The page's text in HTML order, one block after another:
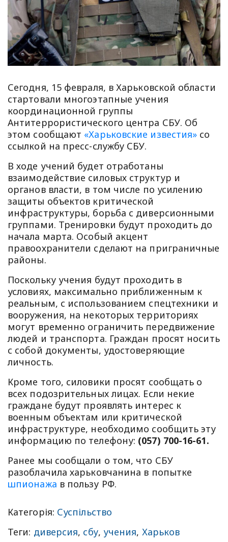
Сегодня, 15 февраля, в Харьковской области
стартовали многоэтапные учения
координационной группы
Антитеррористического центра СБУ. Об
этом сообщают «Харьковские известия» со
ссылкой на пресс-службу СБУ.
В ходе учений будет отработаны
взаимодействие силовых структур и
органов власти, в том числе по усилению
защиты объектов критической
инфраструктуры, борьба с диверсионными
группами. Тренировки будут проходить до
начала марта. Особый акцент
правоохранители сделают на приграничные
районы.
Поскольку учения будут проходить в
условиях, максимально приближенным к
реальным, с использованием спецтехники и
вооружения, на некоторых территориях
могут временно ограничить передвижение
людей и транспорта. Граждан просят носить
с собой документы, удостоверяющие
личность.
Кроме того, силовики просят сообщать о
всех подозрительных лицах. Если некие
граждане будут проявлять интерес к
военным объектам или критической
инфраструктуре, необходимо сообщить эту
информацию по телефону: (057) 700-16-61.
Ранее мы сообщали о том, что СБУ
разоблачила харьковчанина в попытке
шпионажа в пользу РФ.
Категорія: Суспільство
Теги: диверсия, сбу, учения, Харьков